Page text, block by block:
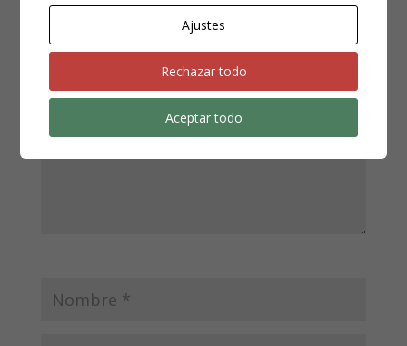
Enviar comentario
Tu dirección de correo electrónico no será publicada.
Los campos obligatorios están marcados con
Ajustes
Rechazar todo
Aceptar todo